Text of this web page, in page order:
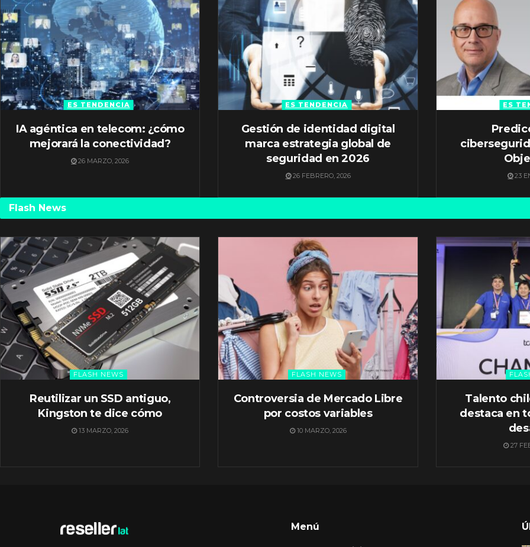
ES TENDENCIA
IA agéntica en telecom: ¿cómo
mejorará la conectividad?
26 MARZO, 2026
ES TENDENCIA
Gestión de identidad digital
marca estrategia global de
seguridad en 2026
26 FEBRERO, 2026
ES
23
Flash News
FLASH NEWS
Reutilizar un SSD antiguo,
Kingston te dice cómo
13 MARZO, 2026
FLASH NEWS
Controversia de Mercado Libre
por costos variables
10 MARZO, 2026
Talento
destaca en
27
Menú